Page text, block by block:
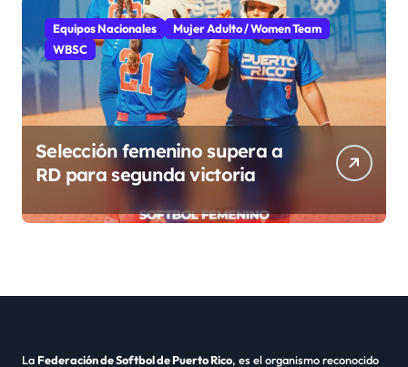
Equipos Nacionales
Mujer Adulto / Women Team
WBSC
Selección femenino supera a
RD para segunda victoria
LaFederación de Softbol de Puerto Rico, es el organismo reconocido